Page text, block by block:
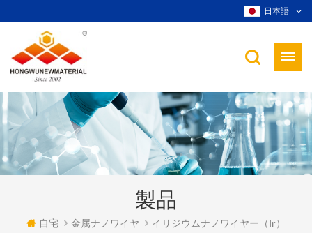
日本語
製品
自宅 金属ナノワイヤ イリジウムナノワイヤー（ir）